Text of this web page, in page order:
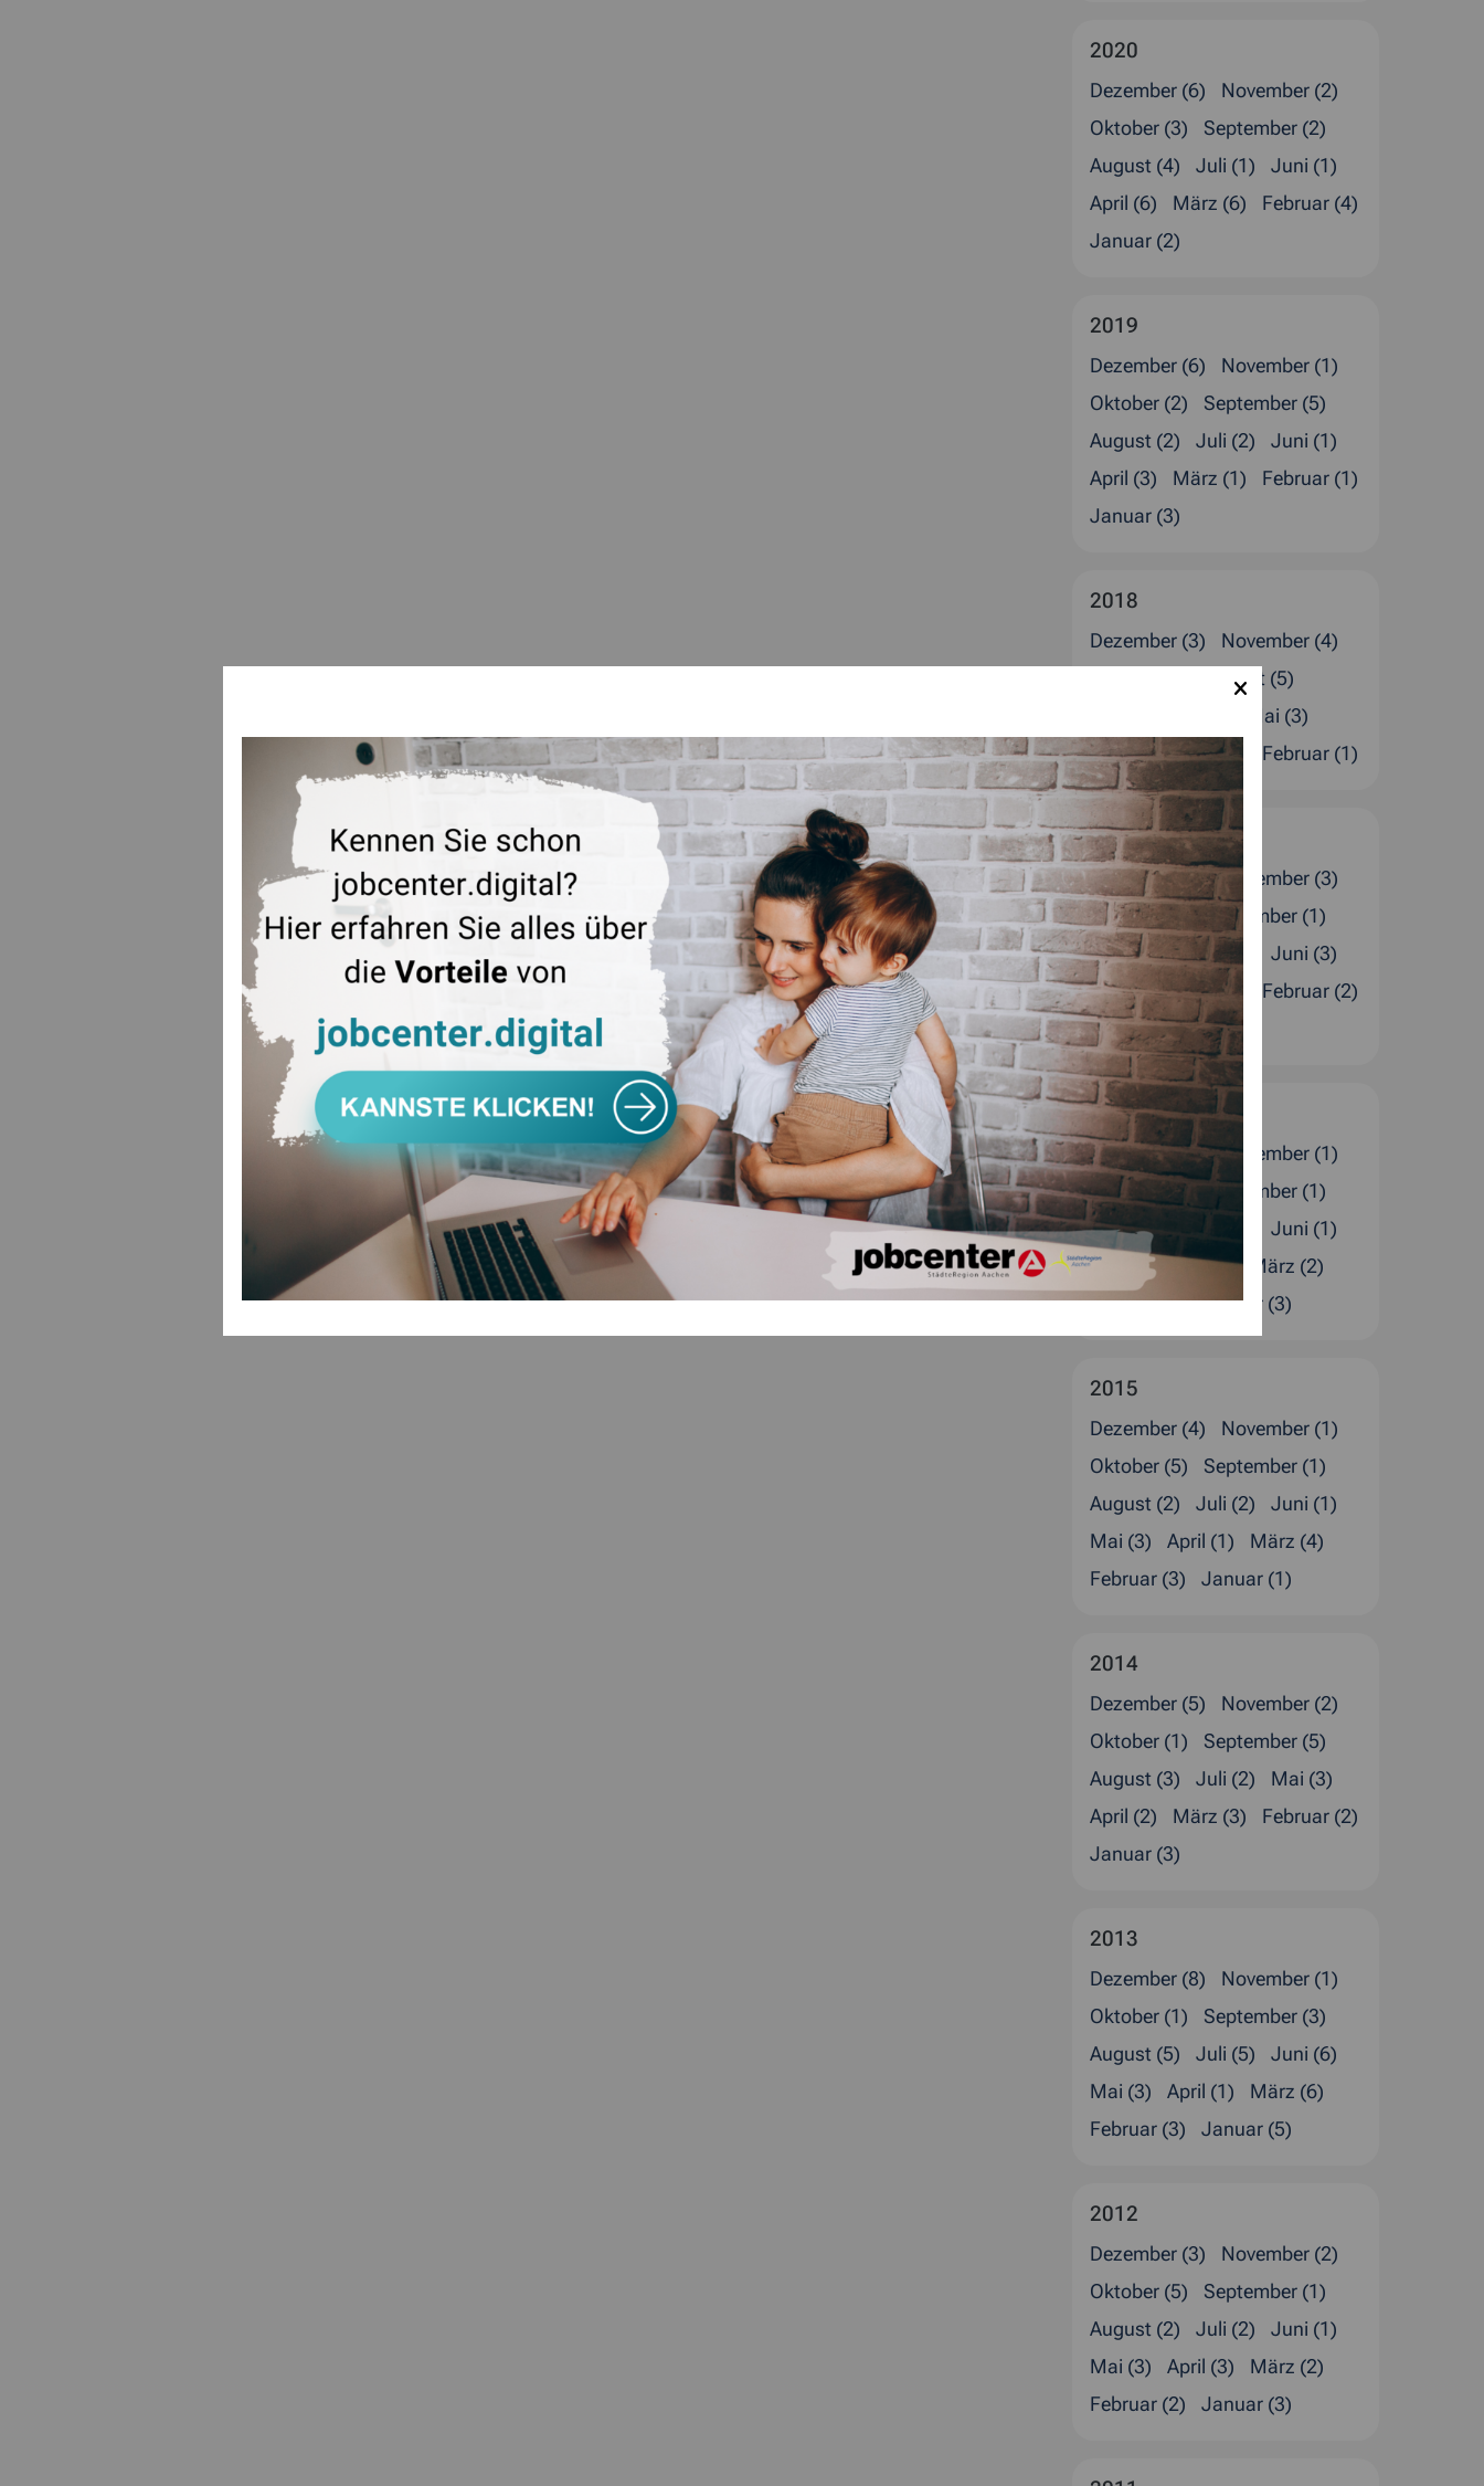
2020
Dezember (6)
November (2)
Oktober (3)
September (2)
August (4)
Juli (1)
Juni (1)
April (6)
März (6)
Februar (4)
Januar (2)
2019
Dezember (6)
November (1)
Oktober (2)
September (5)
August (2)
Juli (2)
Juni (1)
April (3)
März (1)
Februar (1)
Januar (3)
2018
Dezember (3)
November (4)
August (5)
Mai (3)
April (1)
März (2) Februar (1)
2017
Dezember (4)
November (3)
Oktober (2)
September (1)
August (1)
Juli (4)
Juni (3)
April (2)
März (1)
Februar (2)
Januar (4)
2016
Dezember (5)
November (1)
Oktober (1)
September (1)
August (4)
Juli (2)
Juni (1)
Mai (1)
April (4)
März (2)
Februar (4)
Januar (3)
2015
Dezember (4)
November (1)
Oktober (5)
September (1)
August (2)
Juli (2)
Juni (1)
Mai (3)
April (1)
März (4)
Februar (3)
Januar (1)
2014
Dezember (5)
November (2)
Oktober (1)
September (5)
August (3)
Juli (2)
Mai (3)
April (2)
März (3)
Februar (2)
Januar (3)
2013
Dezember (8)
November (1)
Oktober (1)
September (3)
August (5)
Juli (5)
Juni (6)
Mai (3)
April (1)
März (6)
Februar (3)
Januar (5)
2012
Dezember (3)
November (2)
Oktober (5)
September (1)
August (2)
Juli (2)
Juni (1)
Mai (3)
April (3)
März (2)
Februar (2)
Januar (3)